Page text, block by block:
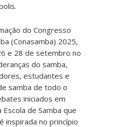
do Congresso
(Conasamba) 2025,
e 28 de setembro no
do samba,
estudantes e
samba de todo o
iniciados em
de Samba que
inspirada no princípio